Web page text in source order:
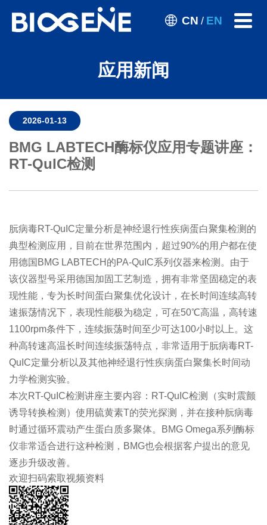
CN / EN
应用新闻
2026-01-13
BMG LABTECH酶标仪应用专题讲座：
RT-QuIC检测
朊病毒RT-QuIC定量分析是神经退行性疾病蛋白聚集检测的
典型检测应用，目前在世界范围内，超过90%的用户都在使
用德国BMG LABTECH的PA-QuIC系列仪器来检测。由于
该仪器型号采用德国加固工艺制造，拥有非常坚固稳定的表
现性能，专为长时间蛋白聚集优化设计，在长时间连续高转
速振荡情况下，表现性能极为稳定，可在50℃高温，高转速
1100rpm条件下，连续振荡时间至少可达100小时以上。这
种高转速高温长时间连续振荡特点，非常适用于朊病毒RT-
QuIC定量分析以及其他神经退行性疾病蛋白聚集长时间动
力学检测实验。
本次RT-QuIC检测讲座主要内容：RT-QuIC检测（实时震颤
诱导转换检测）使用硫黄素T的荧光探测，并在接种朊病毒
时通过循环震动产生蛋白质多聚体。BMG Omega系列酶标
仪非常适合进行这种检测，BMG也会根据客户提出的意见
逐步升级改善。
欢迎扫码索取视频资料